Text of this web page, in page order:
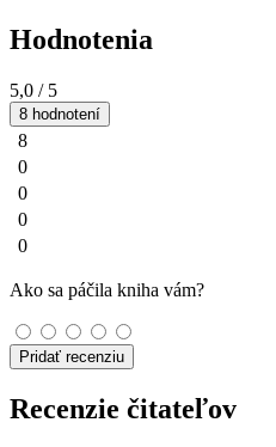
Hodnotenia
5,0 / 5
8 hodnotení
8
0
0
0
0
Ako sa páčila kniha vám?
Pridať recenziu
Recenzie čitateľov